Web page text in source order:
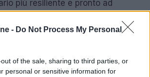
- Do Not Process My Personal
of the sale, sharing to third parties, or
personal or sensitive information for
più resiliente e pronto ad